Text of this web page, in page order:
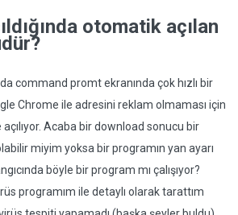
otomatik açılan
command promt ekranında çok hızlı bir
Chrome ile adresini reklam olmaması için
Acaba bir download sonucu bir
miyim yoksa bir programın yan ayarı
böyle bir program mı çalışıyor?
programım ile detaylı olarak tarattım